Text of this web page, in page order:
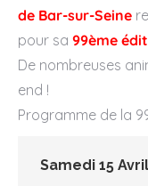
de Bar-sur-Seine
pour sa 99ème
De nombreuses
end !
Programme de la
Samedi 15